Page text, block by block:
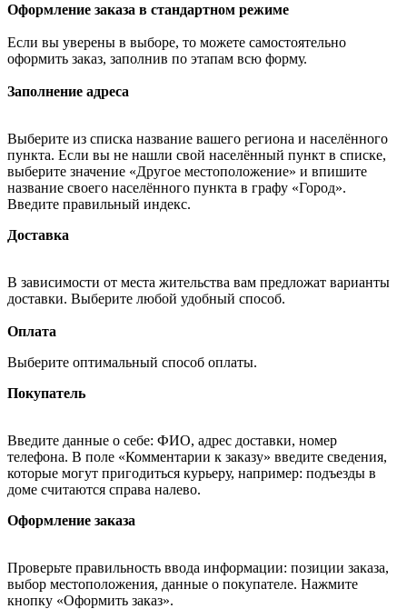
Оформление заказа в стандартном режиме
Если вы уверены в выборе, то можете самостоятельно
оформить заказ, заполнив по этапам всю форму.
Заполнение адреса
Выберите из списка название вашего региона и населённого
пункта. Если вы не нашли свой населённый пункт в списке,
выберите значение «Другое местоположение» и впишите
название своего населённого пункта в графу «Город».
Введите правильный индекс.
Доставка
В зависимости от места жительства вам предложат варианты
доставки. Выберите любой удобный способ.
Оплата
Выберите оптимальный способ оплаты.
Покупатель
Введите данные о себе: ФИО, адрес доставки, номер
телефона. В поле «Комментарии к заказу» введите сведения,
которые могут пригодиться курьеру, например: подъезды в
доме считаются справа налево.
Оформление заказа
Проверьте правильность ввода информации: позиции заказа,
выбор местоположения, данные о покупателе. Нажмите
кнопку «Оформить заказ».